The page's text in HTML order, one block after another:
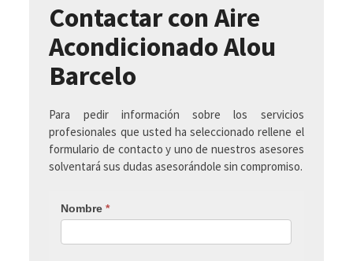
Contactar con Aire
Acondicionado Alou
Barcelo
Para pedir información sobre los servicios
profesionales que usted ha seleccionado rellene el
formulario de contacto y uno de nuestros asesores
solventará sus dudas asesorándole sin compromiso.
Nombre*